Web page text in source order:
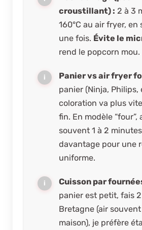
croustillant) : 2 à 3
160°C au air fryer, en
une fois. Évite le
rend le popcorn mou.
Panier vs air fryer
panier (Ninja, Philips,
coloration va plus
fin. En modèle “four”,
souvent 1 à 2
davantage pour une
uniforme.
Cuisson par
panier est petit, fais
Bretagne (air
maison), je préfère